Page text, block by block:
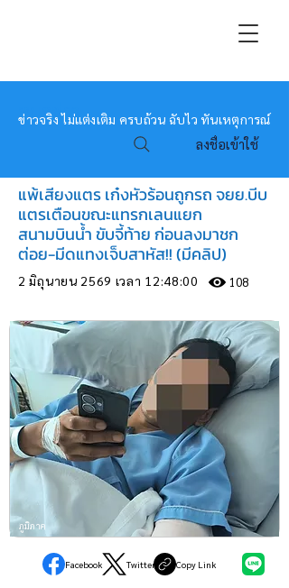
หมอข่าว
ข่าวจริง ไม่แต่งเติม ครบถ้วน ฉับไว ทันเหตุการณ์
ลงชื่อเข้าใช้
แพ้เสียงแตร เก๋งหัวร้อนถูกรถ จยย.บีบ
แตรเตือนขณะแทรกเลนแยก
สนามบินน้ำ ขับจี้ท้าย ก่อนลงมาชก
ต่อย-มีดแทงเจ็บสาหัส!! (มีคลิป)
2 มิถุนายน 2569 เวลา 12:48:00 108
ภูมิภาค
Facebook Twitter Copy Link